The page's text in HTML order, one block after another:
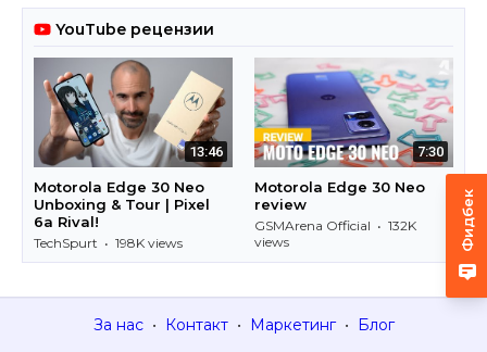
Фидбек
YouTube рецензии
13:46
Motorola Edge 30 Neo
Unboxing & Tour | Pixel
6a Rival!
TechSpurt • 198K views
7:30
Motorola Edge 30 Neo
review
GSMArena Official • 132K
views
За нас• Контакт• Маркетинг• Блог